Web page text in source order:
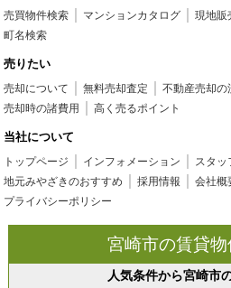
売買物件検索 マンションカタログ 現地販
町名検索
売りたい
売却について 無料売却査定 不動産売却の
売却時の諸費用
高く売るポイント
当社について
トップページ インフォメーション
スタッ
地元みやざきのおすすめ
採用情報 会社概
プライバシーポリシー
宮崎市の賃貸
人気条件から宮崎市